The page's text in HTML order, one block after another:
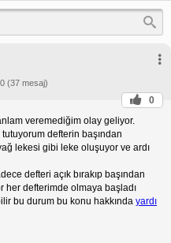
(37 mesaj)
0
veremediğim olay geliyor.
tutuyorum defterin başından
lekesi gibi leke oluşuyor ve ardı
defteri açık bırakıp başından
her defterimde olmaya başladı
bu durum bu konu hakkında yardı